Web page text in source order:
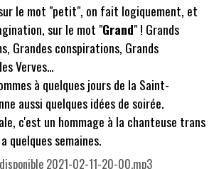
le mot "petit", on fait logiquement, et
sur le mot "Grand" ! Grands
Grandes conspirations, Grands
Verves...
à quelques jours de la Saint-
aussi quelques idées de soirée.
c'est un hommage à la chanteuse trans
quelques semaines.
2021-02-11-20-00.mp3